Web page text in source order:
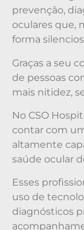
prevenção,
oculares que,
forma
Graças a seu
de pessoas
mais nitidez,
No CSO
contar com
altamente
saúde ocular
Esses
uso de
diagnósticos